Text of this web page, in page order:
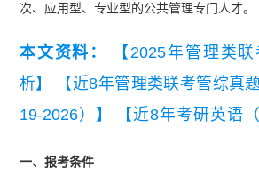
次、应用型、专业型的公共管理专门人才。
本文资料：
【2025年管理类
析】
【近8年管理类联考管综真
19-2026）】
【近8年考研英语
一、报考条件